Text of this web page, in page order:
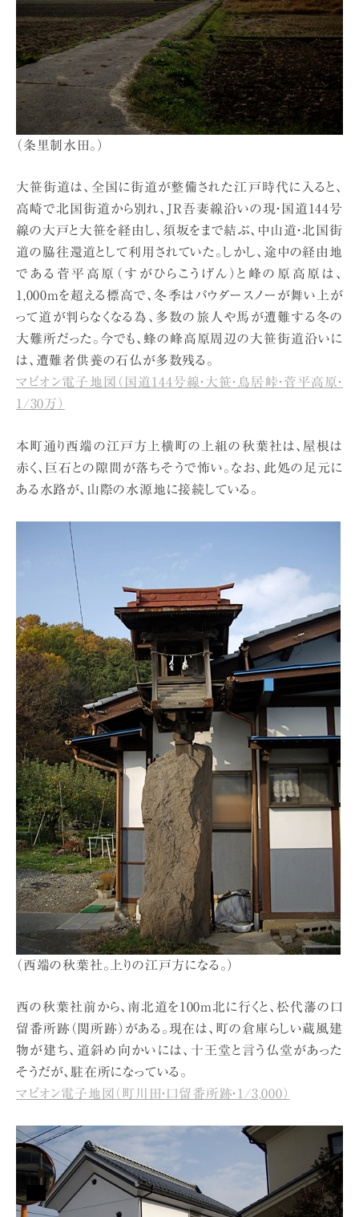
（条里制水田。）
大笹街道は、全国に街道が整備された江戸時代に入ると、
高崎で北国街道から別れ、JR吾妻線沿いの現・国道144号
線の大戸と大笹を経由し、須坂をまで結ぶ、中山道・北国街
道の脇往還道として利用されていた。しかし、途中の経由地
である菅平高原（すがひらこうげん）と峰の原高原は、
1,000mを超える標高で、冬季はパウダースノーが舞い上が
って道が判らなくなる為、多数の旅人や馬が遭難する冬の
大難所だった。今でも、蜂の峰高原周辺の大笹街道沿いに
は、遭難者供養の石仏が多数残る。
マピオン電子地図（国道144号線・大笹・鳥居峠・菅平高原・
1/30万）
本町通り西端の江戸方上横町の上組の秋葉社は、屋根は
赤く、巨石との隙間が落ちそうで怖い。なお、此処の足元に
ある水路が、山際の水源地に接続している。
（西端の秋葉社。上りの江戸方になる。）
西の秋葉社前から、南北道を100m北に行くと、松代藩の口
留番所跡（関所跡）がある。現在は、町の倉庫らしい蔵風建
物が建ち、道斜め向かいには、十王堂と言う仏堂があった
そうだが、駐在所になっている。
マピオン電子地図（町川田・口留番所跡・1/3,000）